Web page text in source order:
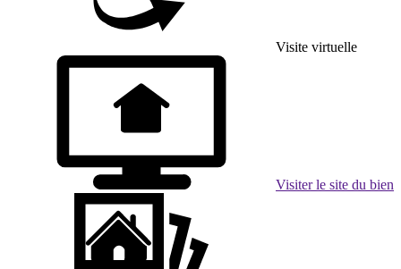
Visite virtuelle
Visiter le site du bien